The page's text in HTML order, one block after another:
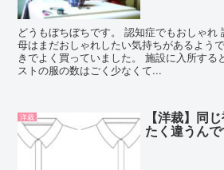
どうもぼちぼちです。 認知症でもおしゃれ
母はまだおしゃれしたい気持ちがあるよう
きでよく買っていました。 施設に入所する
ストの服の数はごく少なくて...
洋裁 【洋裁】同
たく違うんで